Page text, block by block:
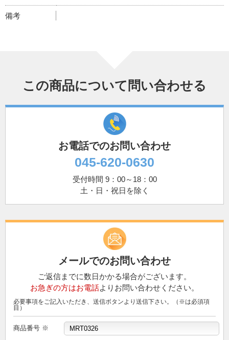
備考
この商品について問い合わせる
お電話でのお問い合わせ
045-620-0630
受付時間 9：00～18：00
土・日・祝日を除く
メールでのお問い合わせ
ご返信までに数日かかる場合がございます。
お急ぎの方はお電話よりお問い合わせください。
必要事項をご記入いただき、送信ボタンより送信下さい。（※は必須項
目）
商品番号 ※